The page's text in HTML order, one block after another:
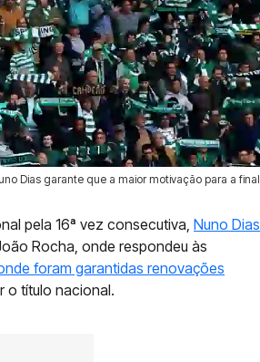
Dias garante que a maior motivação para a final
pela 16ª vez consecutiva, Nuno Dias
Rocha, onde respondeu às
foram garantidas renovações
o título nacional.